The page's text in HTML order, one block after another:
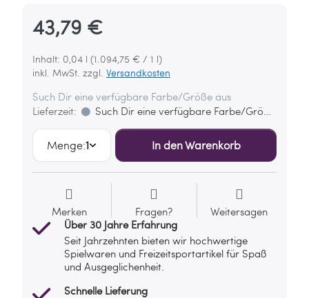
43,79 €
Inhalt: 0,04 l (1.094,75 € / 1 l)
inkl. MwSt. zzgl. Versandkosten
Such Dir eine verfügbare Farbe/Größe aus
Lieferzeit:
Such Dir eine verfügbare Farbe/Größe aus
Menge:1 In den Warenkorb
Merken Fragen?
Weitersagen
Über 30 Jahre Erfahrung
Seit Jahrzehnten bieten wir hochwertige
Spielwaren und Freizeitsportartikel für Spaß
und Ausgeglichenheit.
Schnelle Lieferung